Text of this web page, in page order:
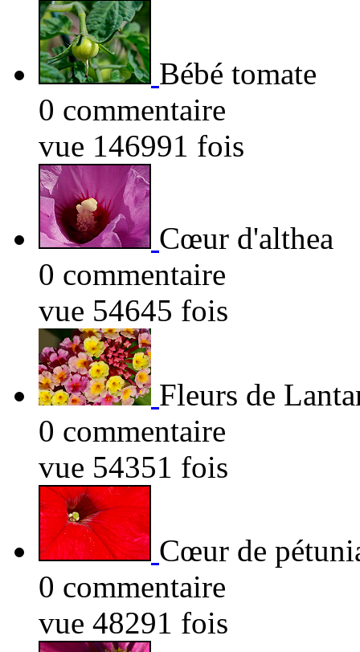
Bébé tomate
0 commentaire
vue 146991 fois
Cœur d'althea
0 commentaire
vue 54645 fois
Fleurs de
0 commentaire
vue 54351 fois
Cœur de
0 commentaire
vue 48291 fois